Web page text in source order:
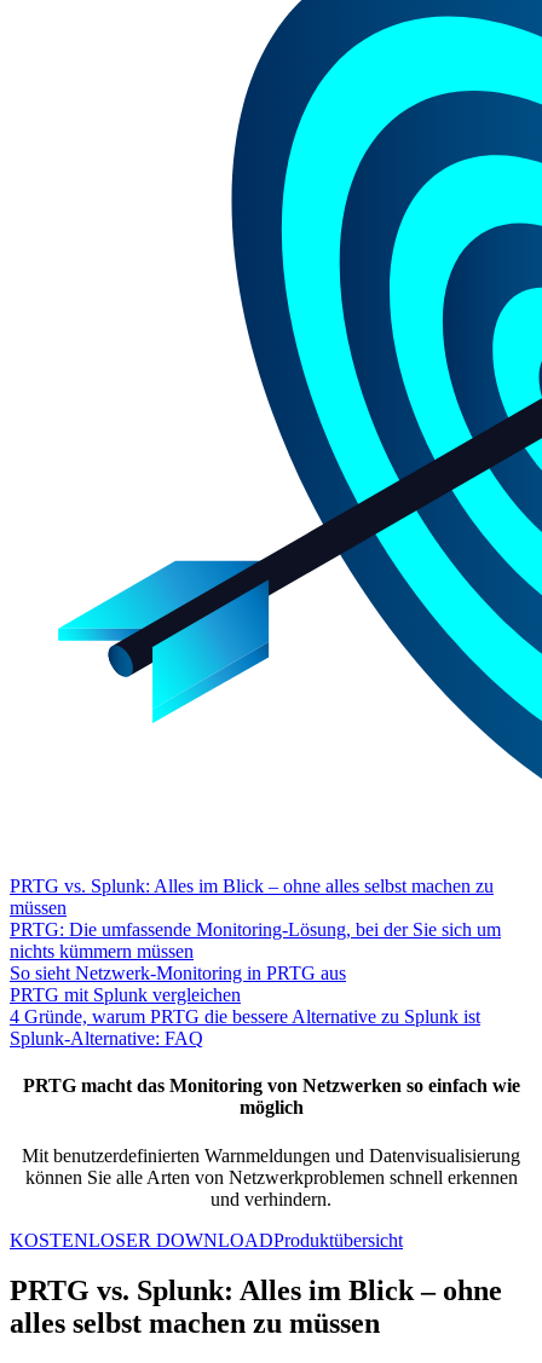
PRTG vs. Splunk: Alles im Blick – ohne alles selbst machen zu
müssen
PRTG: Die umfassende Monitoring-Lösung, bei der Sie sich um
nichts kümmern müssen
So sieht Netzwerk-Monitoring in PRTG aus
PRTG mit Splunk vergleichen
4 Gründe, warum PRTG die bessere Alternative zu Splunk ist
Splunk-Alternative: FAQ
PRTG macht das Monitoring von Netzwerken so einfach wie
möglich
Mit benutzerdefinierten Warnmeldungen und Datenvisualisierung
können Sie alle Arten von Netzwerkproblemen schnell erkennen
und verhindern.
KOSTENLOSER DOWNLOADProduktübersicht
PRTG vs. Splunk: Alles im Blick – ohne
alles selbst machen zu müssen